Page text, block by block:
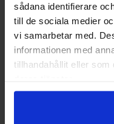
sådana identifierare
till de sociala medier
vi samarbetar med.
informationen med
tillhandahållit eller
Batterihållare
kabelanslutning
Art. nr
41017852